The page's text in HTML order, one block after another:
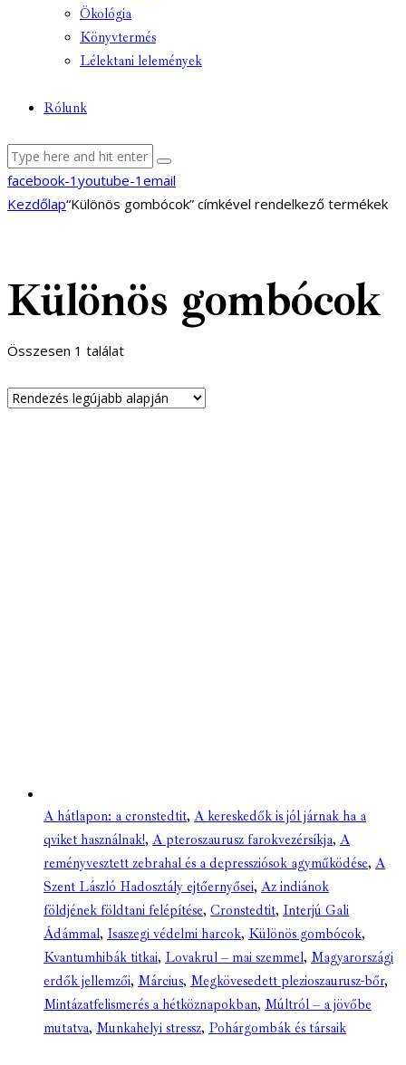
Ökológia
Könyvtermés
Lélektani lelemények
Rólunk
facebook-1 youtube-1 email
Kezdőlap“Különös gombócok” címkével rendelkező termékek
Különös gombócok
Összesen 1 találat
A hátlapon: a cronstedtit, A kereskedők is jól járnak ha a
qviket használnak!, A pteroszaurusz farokvezérsíkja, A
reményvesztett zebrahal és a depressziósok agyműködése, A
Szent László Hadosztály ejtőernyősei, Az indiánok
földjének földtani felépítése, Cronstedtit, Interjú Gali
Ádámmal, Isaszegi védelmi harcok, Különös gombócok,
Kvantumhibák titkai, Lovakrul – mai szemmel, Magyarországi
erdők jellemzői, Március, Megkövesedett plezioszaurusz-bőr,
Mintázatfelismerés a hétköznapokban, Múltról – a jövőbe
mutatva, Munkahelyi stressz, Pohárgombák és társaik